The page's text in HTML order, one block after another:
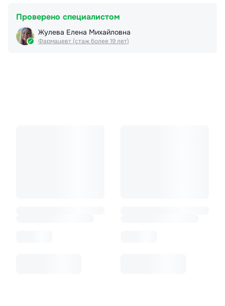
Проверено специалистом
Жулева Елена Михайловна
Фармацевт (стаж более 19 лет)